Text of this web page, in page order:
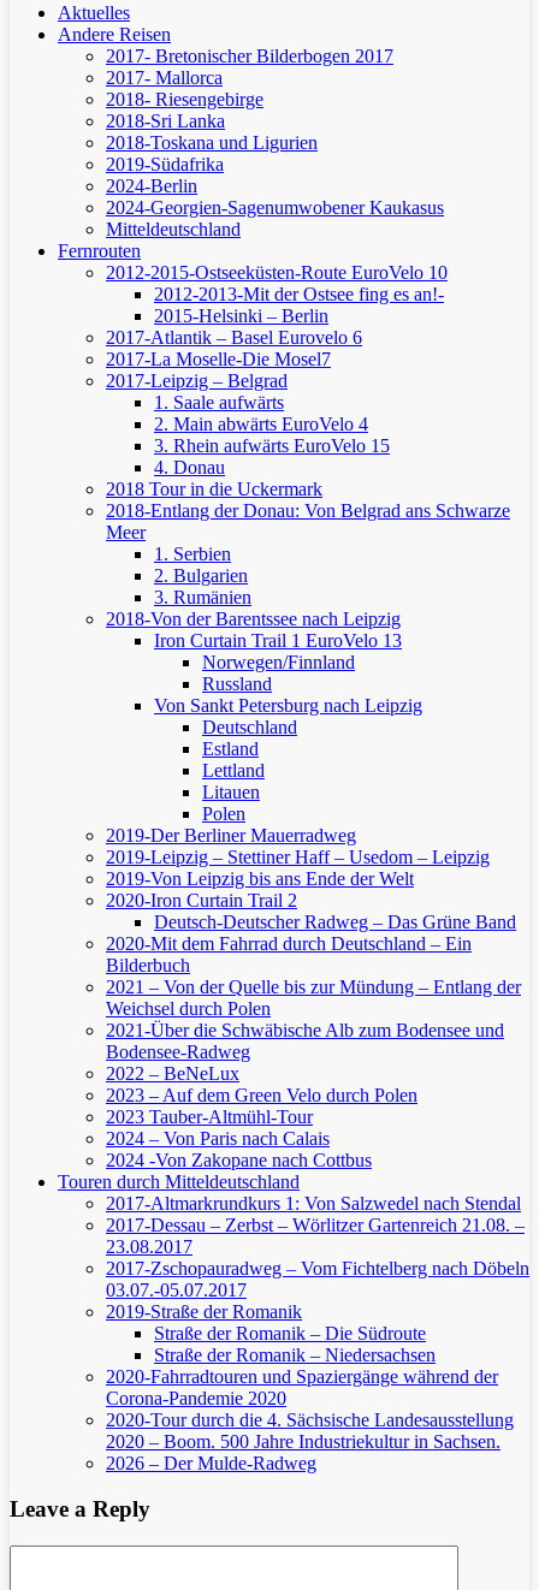
Aktuelles
Andere Reisen
2017- Bretonischer Bilderbogen 2017
2017- Mallorca
2018- Riesengebirge
2018-Sri Lanka
2018-Toskana und Ligurien
2019-Südafrika
2024-Berlin
2024-Georgien-Sagenumwobener Kaukasus
Mitteldeutschland
Fernrouten
2012-2015-Ostseeküsten-Route EuroVelo 10
2012-2013-Mit der Ostsee fing es an!-
2015-Helsinki – Berlin
2017-Atlantik – Basel Eurovelo 6
2017-La Moselle-Die Mosel7
2017-Leipzig – Belgrad
1. Saale aufwärts
2. Main abwärts EuroVelo 4
3. Rhein aufwärts EuroVelo 15
4. Donau
2018 Tour in die Uckermark
2018-Entlang der Donau: Von Belgrad ans Schwarze
Meer
1. Serbien
2. Bulgarien
3. Rumänien
2018-Von der Barentssee nach Leipzig
Iron Curtain Trail 1 EuroVelo 13
Norwegen/Finnland
Russland
Von Sankt Petersburg nach Leipzig
Deutschland
Estland
Lettland
Litauen
Polen
2019-Der Berliner Mauerradweg
2019-Leipzig – Stettiner Haff – Usedom – Leipzig
2019-Von Leipzig bis ans Ende der Welt
2020-Iron Curtain Trail 2
Deutsch-Deutscher Radweg – Das Grüne Band
2020-Mit dem Fahrrad durch Deutschland – Ein
Bilderbuch
2021 – Von der Quelle bis zur Mündung – Entlang der
Weichsel durch Polen
2021-Über die Schwäbische Alb zum Bodensee und
Bodensee-Radweg
2022 – BeNeLux
2023 – Auf dem Green Velo durch Polen
2023 Tauber-Altmühl-Tour
2024 – Von Paris nach Calais
2024 -Von Zakopane nach Cottbus
Touren durch Mitteldeutschland
2017-Altmarkrundkurs 1: Von Salzwedel nach Stendal
2017-Dessau – Zerbst – Wörlitzer Gartenreich 21.08. –
23.08.2017
2017-Zschopauradweg – Vom Fichtelberg nach Döbeln
03.07.-05.07.2017
2019-Straße der Romanik
Straße der Romanik – Die Südroute
Straße der Romanik – Niedersachsen
2020-Fahrradtouren und Spaziergänge während der
Corona-Pandemie 2020
2020-Tour durch die 4. Sächsische Landesausstellung
2020 – Boom. 500 Jahre Industriekultur in Sachsen.
2026 – Der Mulde-Radweg
Leave a Reply